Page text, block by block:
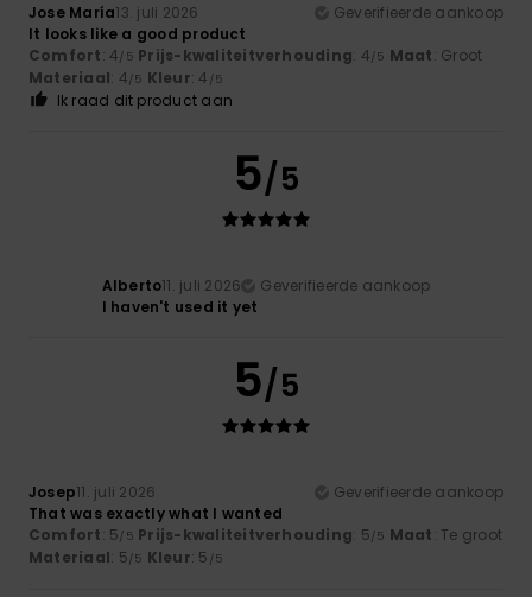
Jose María13. juli 2026
Geverifieerde aankoop
It looks like a good product
Comfort: 4/5 Prijs-kwaliteitverhouding: 4/5 Maat: Groot
Materiaal: 4/5 Kleur: 4 /5
Ik raad dit product aan
5/5
Alberto11. juli 2026
Geverifieerde aankoop
I haven't used it yet
5/5
Josep11. juli 2026
Geverifieerde aankoop
That was exactly what I wanted
Comfort: 5/5 Prijs-kwaliteitverhouding: 5/5 Maat: Te groot
Materiaal: 5/5 Kleur: 5 /5